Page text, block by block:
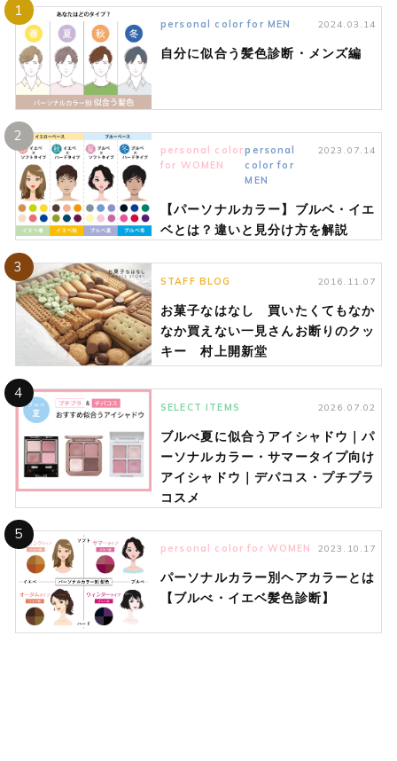
1
personal color for MEN 2024.03.14
自分に似合う髪色診断・メンズ編
2
personal color
for WOMEN
personal
color for
MEN
2023.07.14
【パーソナルカラー】ブルベ・イエ
ベとは？違いと見分け方を解説
3
STAFF BLOG 2016.11.07
お菓子なはなし 買いたくてもなか
なか買えない一見さんお断りのクッ
キー 村上開新堂
4
SELECT ITEMS 2026.07.02
ブルべ夏に似合うアイシャドウ｜パ
ーソナルカラー・サマータイプ向け
アイシャドウ｜デパコス・プチプラ
コスメ
5
personal color for WOMEN 2023.10.17
パーソナルカラー別ヘアカラーとは
【ブルべ・イエベ髪色診断】